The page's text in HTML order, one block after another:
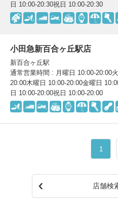
日 10:00-20:30祝日 10:00-20:30
小田急新百合ヶ丘駅店
新百合ヶ丘駅
通常営業時間 : 月曜日 10:00-20:00
20:00木曜日 10:00-20:00金曜日
日 10:00-20:00祝日 10:00-20:00
1
店舗検